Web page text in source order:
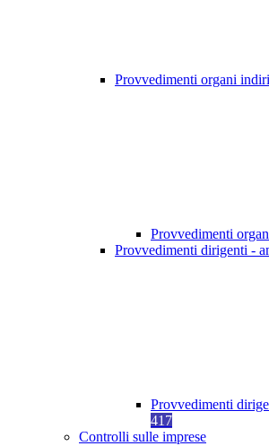
Provvedimenti organi
Provvedimenti
Provvedimenti dirigenti -
Provvedimenti
417
Controlli sulle imprese